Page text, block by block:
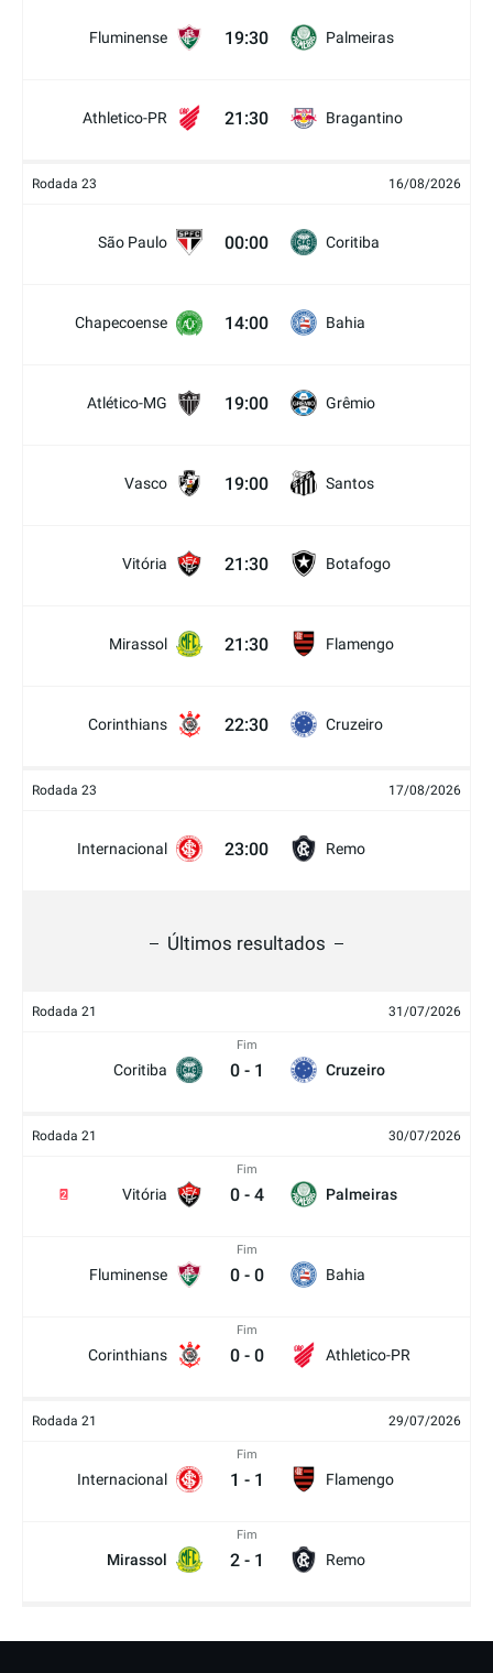
Fluminense 19:30 Palmeiras
Athletico-PR 21:30 Bragantino
Rodada 23 16/08/2026
São Paulo 00:00 Coritiba
Chapecoense 14:00 Bahia
Atlético-MG 19:00 Grêmio
Vasco 19:00 Santos
Vitória 21:30 Botafogo
Mirassol 21:30 Flamengo
Corinthians 22:30 Cruzeiro
Rodada 23 17/08/2026
Internacional 23:00 Remo
Últimos resultados
Rodada 21 31/07/2026
Coritiba
Fim
0 - 1 Cruzeiro
Rodada 21 30/07/2026
Vitória
2
Fim
0 - 4 Palmeiras
Fluminense
Fim
0 - 0 Bahia
Corinthians
Fim
0 - 0 Athletico-PR
Rodada 21 29/07/2026
Internacional
Fim
1 - 1 Flamengo
Mirassol
Fim
2 - 1 Remo